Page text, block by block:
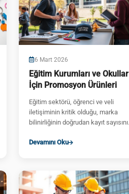
6 Mart 2026
Eğitim Kurumları ve Okullar
İçin Promosyon Ürünleri
Eğitim sektörü, öğrenci ve veli
iletişiminin kritik olduğu, marka
bilinirliğinin doğrudan kayıt sayısını
Devamını Oku